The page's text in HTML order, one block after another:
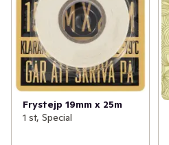
Frystejp 19mm x 25m
1 st, Special